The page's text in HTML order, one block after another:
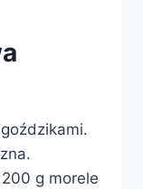
g morele